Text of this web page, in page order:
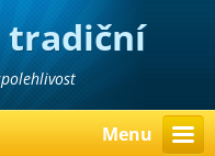
tradiční
Menu